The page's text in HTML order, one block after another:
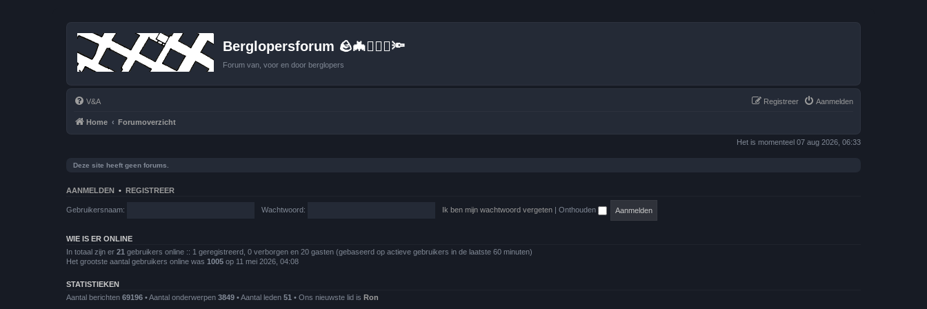
Berglopersforum 🪨🦇🚶🏻‍♂️🔦
Forum van, voor en door berglopers
V&A Aanmelden
Registreer
Home Forumoverzicht
Het is momenteel 07 aug 2026, 06:33
Deze site heeft geen forums.
AANMELDEN • REGISTREER
Gebruikersnaam: Wachtwoord: Ik ben mijn wachtwoord vergeten | Onthouden
WIE IS ER ONLINE
In totaal zijn er 21 gebruikers online :: 1 geregistreerd, 0 verborgen en 20 gasten (gebaseerd op actieve gebruikers in de laatste 60 minuten)
Het grootste aantal gebruikers online was 1005 op 11 mei 2026, 04:08
STATISTIEKEN
Aantal berichten 69196 • Aantal onderwerpen 3849 • Aantal leden 51 • Ons nieuwste lid is Ron